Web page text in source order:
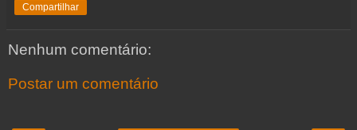
Compartilhar
Nenhum comentário:
Postar um comentário